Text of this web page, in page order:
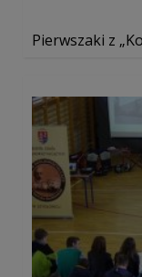
Pierwszaki z